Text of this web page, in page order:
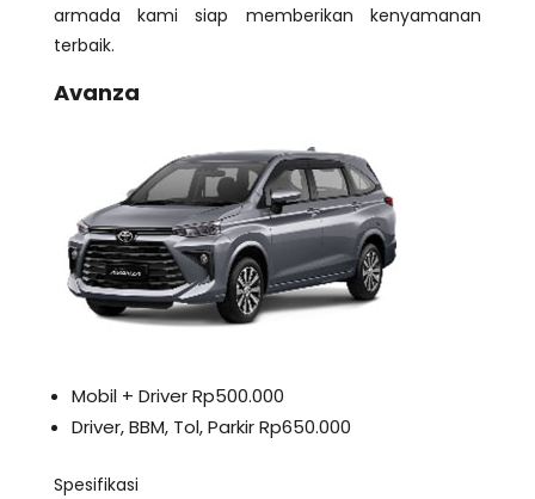
armada kami siap memberikan kenyamanan
terbaik.
Avanza
Mobil + Driver Rp500.000
Driver, BBM, Tol, Parkir Rp650.000
Spesifikasi